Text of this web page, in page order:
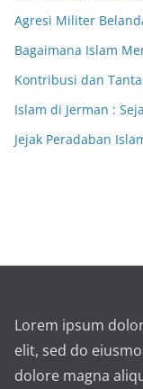
Agresi Militer
Bagaimana Islam
Kontribusi dan
Islam di Jerman :
Jejak Peradaban
Lorem ipsum
elit, sed do
dolore magna